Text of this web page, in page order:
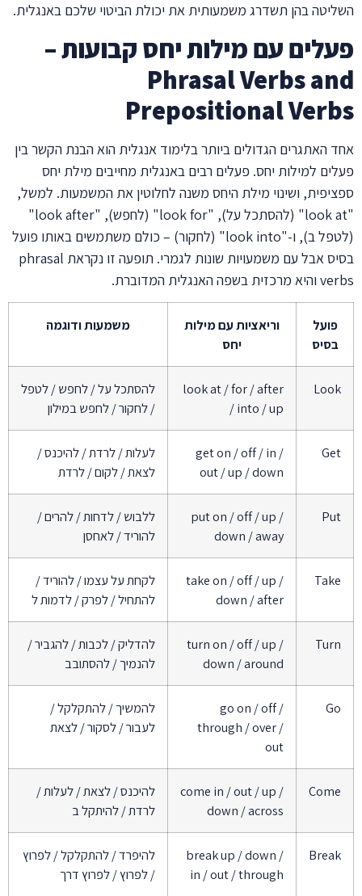
השליטה בהן תשדרג משמעותית את יכולת הביטוי שלכם באנגלית.
פעלים עם מילות יחס קבועות –
Phrasal Verbs and
Prepositional Verbs
אחד האתגרים הגדולים ביותר בלימוד אנגלית הוא הבנת הקשר בין
פעלים למילות יחס. פעלים רבים באנגלית מחייבים מילת יחס
ספציפית, ושינוי מילת היחס משנה לחלוטין את המשמעות. למשל,
"look at" (להסתכל על), "look for" (לחפש), "look after"
(לטפל ב), ו-"look into" (לחקור) – כולם משתמשים באותו פועל
בסיס אבל עם משמעויות שונות לגמרי. תופעה זו נקראת phrasal
verbs והיא מרכזית בשפה האנגלית המדוברת.
פועל
בסיס
וריאציות עם מילות
יחס
משמעות ודוגמה
Look
look at / for / after
/ into / up
להסתכל על / לחפש / לטפל
/ לחקור / לחפש במילון
Get
get on / off / in /
out / up / down
לעלות / לרדת / להיכנס /
לצאת / לקום / לרדת
Put
put on / off / up /
down / away
ללבוש / לדחות / להרים /
להוריד / לאחסן
Take
take on / off / up /
down / after
לקחת על עצמו / להוריד /
להתחיל / לפרק / לדמות ל
Turn
turn on / off / up /
down / around
להדליק / לכבות / להגביר /
להנמיך / להסתובב
Go
go on / off /
through / over /
out
להמשיך / להתקלקל /
לעבור / לסקור / לצאת
Come
come in / out / up /
down / across
להיכנס / לצאת / לעלות /
לרדת / להיתקל ב
Break
break up / down /
in / out / through
להיפרד / להתקלקל / לפרוץ
/ לפרוץ / לפרוץ דרך